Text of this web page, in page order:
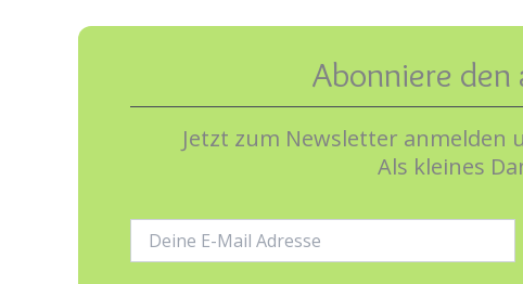
Abonniere
Jetzt zum Newsletter
Als kleines
Mail-